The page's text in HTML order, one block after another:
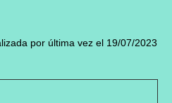
por última vez el 19/07/2023